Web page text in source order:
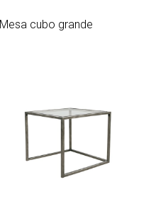
Mesa cubo grande